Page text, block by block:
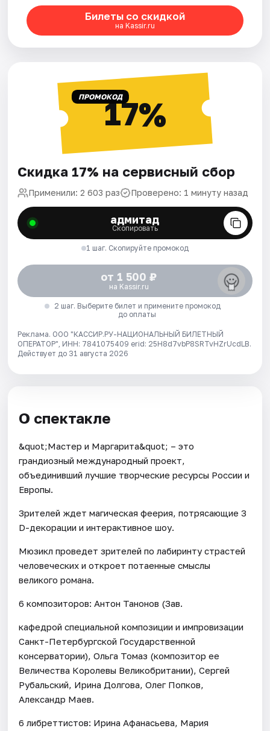
Билеты со скидкой
на Kassir.ru
ПРОМОКОД17%
Скидка 17% на сервисный сбор
Применили: 2 603 раз Проверено: 1 минуту назад
адмитад
Скопировать
1 шаг. Скопируйте промокод
от 1 500 ₽
на Kassir.ru
2 шаг. Выберите билет и примените промокод
до оплаты
Реклама. ООО "КАССИР.РУ-НАЦИОНАЛЬНЫЙ БИЛЕТНЫЙ
ОПЕРАТОР", ИНН: 7841075409 erid: 25H8d7vbP8SRTvHZrUcdLB.
Действует до 31 августа 2026
О спектакле
&quot;Мастер и Маргарита&quot; – это
грандиозный международный проект,
объединивший лучшие творческие ресурсы России и
Европы.
Зрителей ждет магическая феерия, потрясающие 3
D-декорации и интерактивное шоу.
Мюзикл проведет зрителей по лабиринту страстей
человеческих и откроет потаенные смыслы
великого романа.
6 композиторов: Антон Танонов (Зав.
кафедрой специальной композиции и импровизации
Санкт-Петербургской Государственной
консерватории), Ольга Томаз (композитор ее
Величества Королевы Великобритании), Сергей
Рубальский, Ирина Долгова, Олег Попков,
Александр Маев.
6 либреттистов: Ирина Афанасьева, Мария